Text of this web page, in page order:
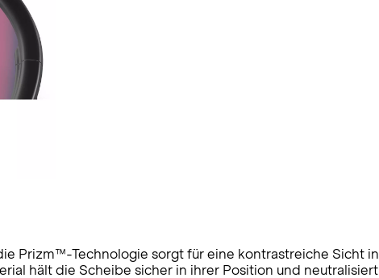
Prizm™-Technologie sorgt für eine kontrastreiche Sicht in
hält die Scheibe sicher in ihrer Position und neutralisiert